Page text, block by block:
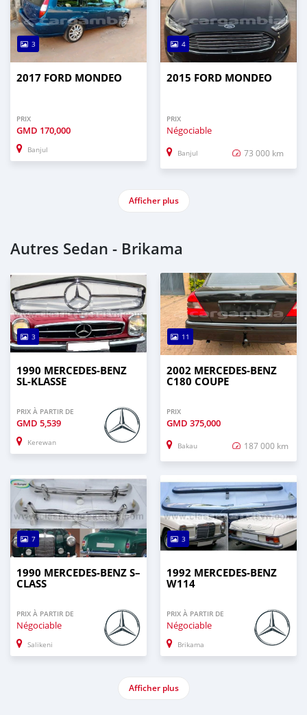
3
2017 FORD MONDEO
PRIX
GMD 170,000
Banjul
4
2015 FORD MONDEO
PRIX
Négociable
Banjul 73 000 km
Afficher plus
Autres Sedan - Brikama
3
1990 MERCEDES-BENZ
SL-KLASSE
PRIX À PARTIR DE
GMD 5,539
Kerewan
11
2002 MERCEDES-BENZ
C180 COUPE
PRIX
GMD 375,000
Bakau 187 000 km
7
1990 MERCEDES‒BENZ S–
CLASS
PRIX À PARTIR DE
Négociable
Salikeni
3
1992 MERCEDES-BENZ
W114
PRIX À PARTIR DE
Négociable
Brikama
Afficher plus